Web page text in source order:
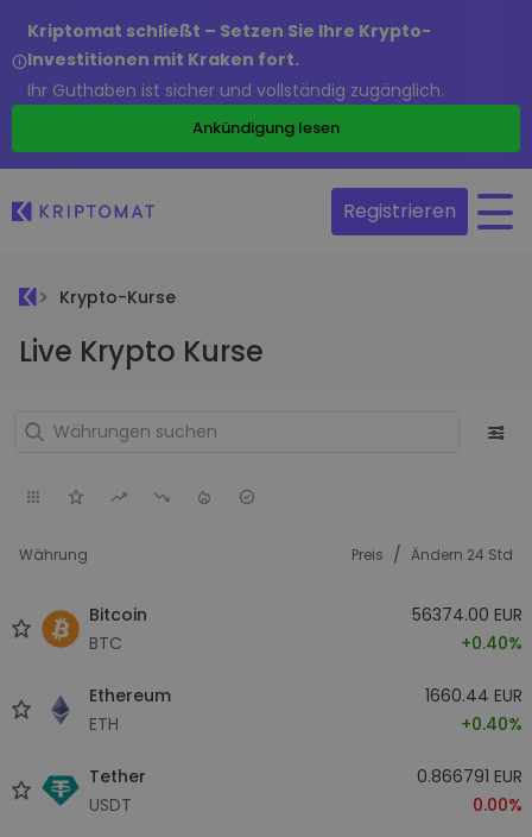
Kriptomat schließt – Setzen Sie Ihre Krypto-
Investitionen mit Kraken fort.
Ihr Guthaben ist sicher und vollständig zugänglich.
Ankündigung lesen
Registrieren
Krypto-Kurse
Live Krypto Kurse
Währung Preis / Ändern 24 Std
Bitcoin
BTC
56374.00 EUR
+0.40%
Ethereum
ETH
1660.44 EUR
+0.40%
Tether
USDT
0.866791 EUR
0.00%